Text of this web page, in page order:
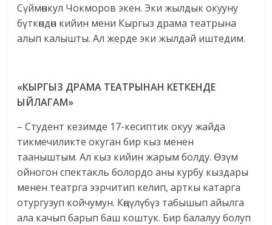
Сүймөнкул Чокморов экен. Эки жылдык окууну
бүткөндөн кийин мени Кыргыз драма театрына
алып калышты. Ал жерде эки жылдай иштедим.
«КЫРГЫЗ ДРАМА ТЕАТРЫНАН КЕТКЕНДЕ
ЫЙЛАГАМ»
– Студент кезимде 17-кесиптик окуу жайда
тикмечиликте окуган бир кыз менен
тааныштым. Ал кыз кийин жарым болду. Өзүм
ойногон спектакль болордо аны курбу кыздары
менен театрга ээрчитип келип, арткы катарга
отургузуп койчумун. Көӊүлүбүз табышып айылга
ала качып барып баш коштук. Бир балалуу болуп